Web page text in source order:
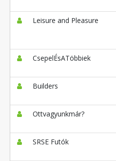
Leisure and Pleasure
CsepelÉsATöbbiek
Builders
Ottvagyunkmár?
SRSE Futók